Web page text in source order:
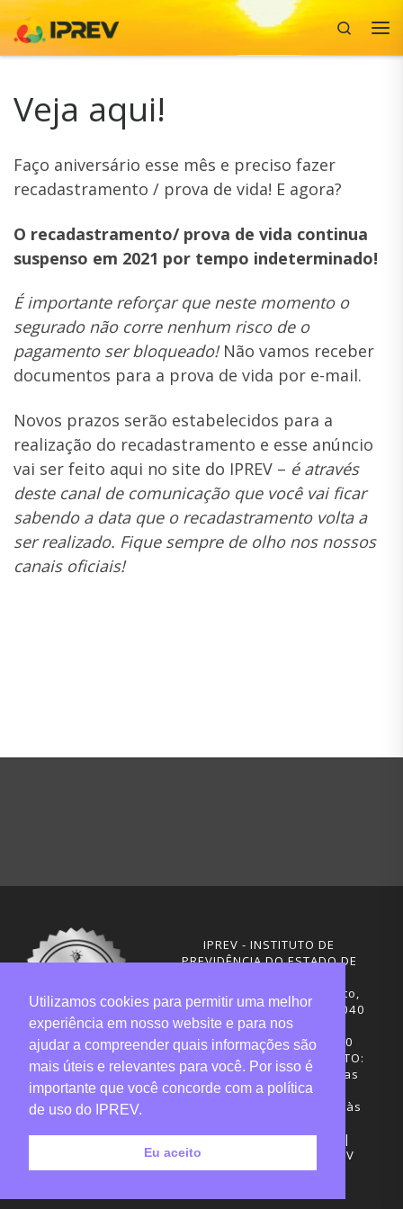
Skip to content
Search
Veja aqui!
Faço aniversário esse mês e preciso fazer
recadastramento / prova de vida! E agora?
O recadastramento/ prova de vida continua
suspenso em 2021 por tempo indeterminado!
É importante reforçar que neste momento o
segurado não corre nenhum risco de o
pagamento ser bloqueado!Não vamos receber
documentos para a prova de vida por e-mail.
Novos prazos serão estabelecidos para a
realização do recadastramento e esse anúncio
vai ser feito aqui no site do IPREV – é através
deste canal de comunicação que você vai ficar
sabendo a data que o recadastramento volta a
ser realizado. Fique sempre de olho nos nossos
canais oficiais!
IPREV - INSTITUTO DE
PREVIDÊNCIA DO ESTADO DE
Rua Visconde de Ouro Preto,
291 – Centro - CEP: 88020-040
Florianópolis - SC
Telefones: (48) 3665-4600
HORÁRIO DE FUNCIONAMENTO:
Central de Atendimento: das
12h30 às 18h
Sede administrativa: 7h30 às
Desenvolvimento: CIASC |
Gestão do conteúdo: IPREV
Utilizamos cookies para permitir uma melhor
experiência em nosso website e para nos
ajudar a compreender quais informações são
mais úteis e relevantes para você. Por isso é
importante que você concorde com a política
de uso do IPREV.
Eu aceito